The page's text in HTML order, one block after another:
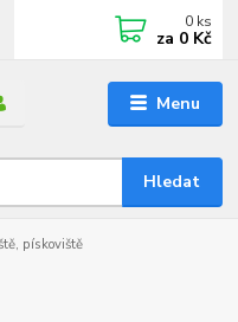
Menu
Hledat
0 ks
za 0 Kč
pískoviště